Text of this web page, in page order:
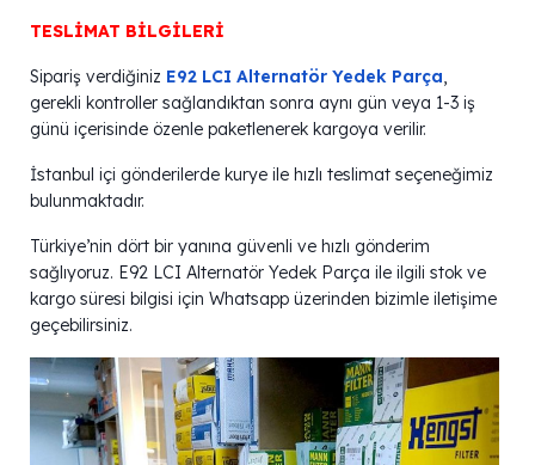
TESLİMAT BİLGİLERİ
Sipariş verdiğiniz E92 LCI Alternatör Yedek Parça,
gerekli kontroller sağlandıktan sonra aynı gün veya 1-3 iş
günü içerisinde özenle paketlenerek kargoya verilir.
İstanbul içi gönderilerde kurye ile hızlı teslimat seçeneğimiz
bulunmaktadır.
Türkiye’nin dört bir yanına güvenli ve hızlı gönderim
sağlıyoruz. E92 LCI Alternatör Yedek Parça ile ilgili stok ve
kargo süresi bilgisi için Whatsapp üzerinden bizimle iletişime
geçebilirsiniz.